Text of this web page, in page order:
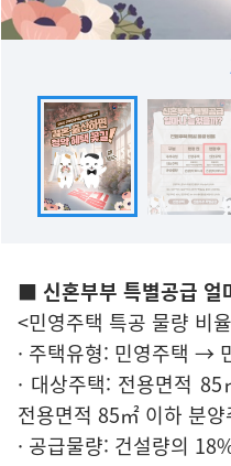
■ 신혼부부 특별공급 얼
<민영주택 특공 물량 비
· 주택유형: 민영주택 →
· 대상주택: 전용면적
전용면적 85㎡ 이하 분양
· 공급물량: 건설량의